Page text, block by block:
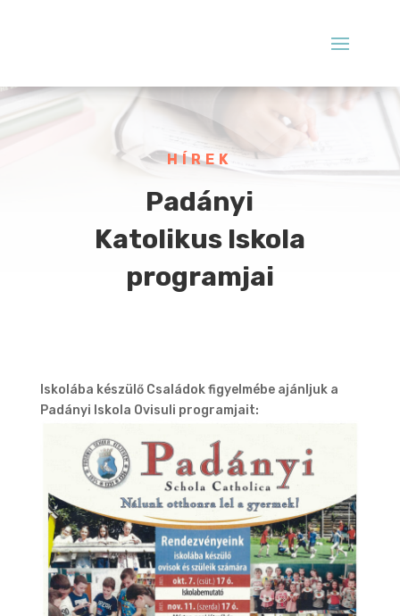
HÍREK
Padányi
Katolikus Iskola
programjai
Iskolába készülő Családok figyelmébe ajánljuk a
Padányi Iskola Ovisuli programjait: